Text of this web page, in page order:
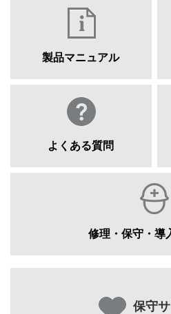
製品マニュアル
よくある質問
修理・保守・導
保守